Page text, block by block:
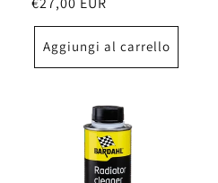
di
listino
Aggiungi al carrello